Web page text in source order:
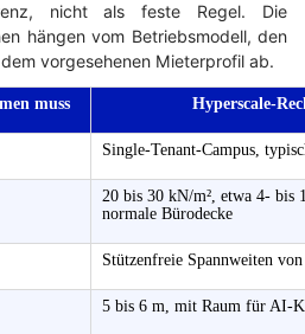
nicht als feste Regel. Die
hängen vom Betriebsmodell, den
vorgesehenen Mieterprofil ab.
muss Hyperscale-
Single-Tenant-Campus,
20 bis 30 kN/m², etwa 4- bis
normale Bürodecke
Stützenfreie Spannweiten
5 bis 6 m, mit Raum für AI-